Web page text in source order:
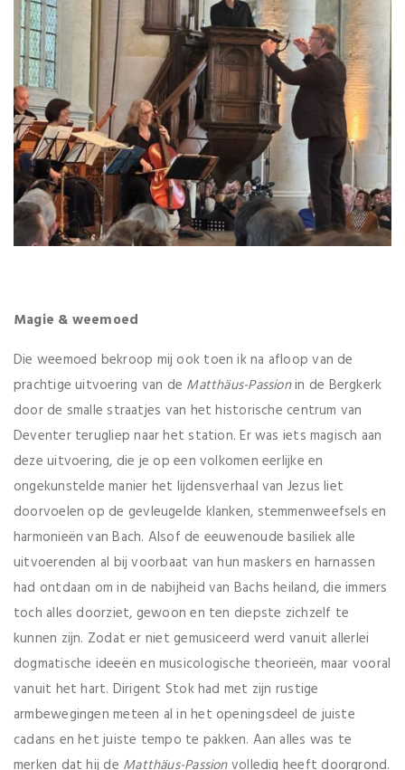
Magie & weemoed
Die weemoed bekroop mij ook toen ik na afloop van de
prachtige uitvoering van de Matthäus-Passionin de Bergkerk
door de smalle straatjes van het historische centrum van
Deventer terugliep naar het station. Er was iets magisch aan
deze uitvoering, die je op een volkomen eerlijke en
ongekunstelde manier het lijdensverhaal van Jezus liet
doorvoelen op de gevleugelde klanken, stemmenweefsels en
harmonieën van Bach. Alsof de eeuwenoude basiliek alle
uitvoerenden al bij voorbaat van hun maskers en harnassen
had ontdaan om in de nabijheid van Bachs heiland, die immers
toch alles doorziet, gewoon en ten diepste zichzelf te
kunnen zijn. Zodat er niet gemusiceerd werd vanuit allerlei
dogmatische ideeën en musicologische theorieën, maar vooral
vanuit het hart. Dirigent Stok had met zijn rustige
armbewegingen meteen al in het openingsdeel de juiste
cadans en het juiste tempo te pakken. Aan alles was te